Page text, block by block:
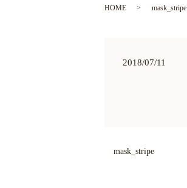
HOME mask_stripe
2018/07/11
mask_stripe